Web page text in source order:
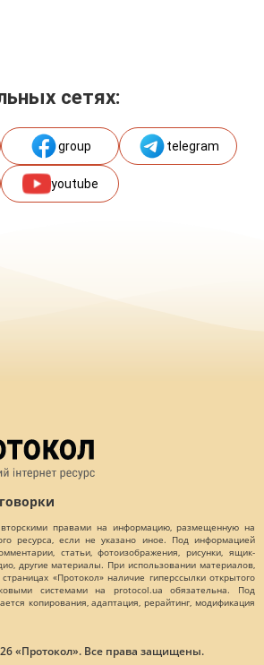
сетях:
group telegram
youtube
правами на информацию, размещенную на
ресурса, если не указано иное. Под информацией
статьи, фотоизображения, рисунки, ящик-
другие материалы. При использовании материалов,
«Протокол» наличие гиперссылки открытого
системами на protocol.ua обязательна. Под
копирования, адаптация, рерайтинг, модификация
«Протокол». Все права защищены.